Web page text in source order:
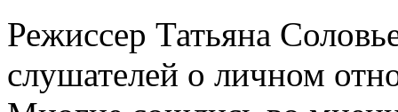
Режиссер Татьяна
слушателей о личном